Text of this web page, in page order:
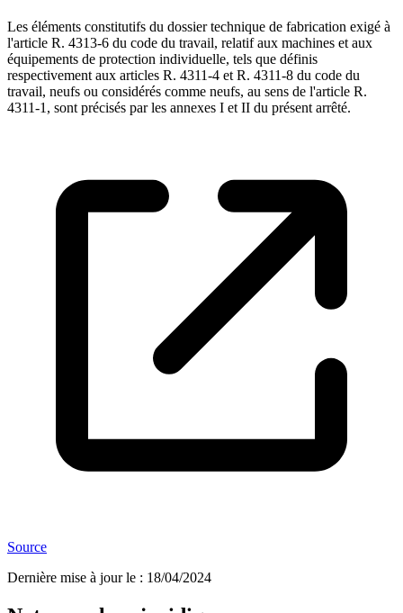
Les éléments constitutifs du dossier technique de fabrication exigé à
l'article R. 4313-6 du code du travail, relatif aux machines et aux
équipements de protection individuelle, tels que définis
respectivement aux articles R. 4311-4 et R. 4311-8 du code du
travail, neufs ou considérés comme neufs, au sens de l'article R.
4311-1, sont précisés par les annexes I et II du présent arrêté.
Source
Dernière mise à jour le : 18/04/2024